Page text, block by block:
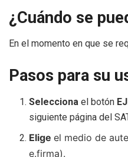
¿Cuándo se
En el momento en que se
Pasos para su
Selecciona el botón
siguiente página del
Eligeel medio de
e.firma).